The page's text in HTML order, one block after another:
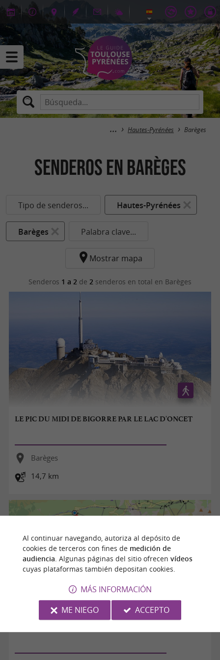
Hautes-Pyrénées Barèges
senderos en Barèges
Tipo de senderos... Hautes-Pyrénées
Barèges Palabra clave...
Mostrar mapa
Senderos 1 a 2 de 2 senderos en total en Barèges
LE PIC DU MIDI DE BIGORRE PAR LE LAC D'ONCET
Barèges
14,7 km
Al continuar navegando, autoriza al depósito de
cookies de terceros con fines de medición de
audiencia . Algunas páginas del sitio ofrecen vídeos
cuyas plataformas también depositan cookies.
MÁS INFORMACIÓN
ME NIEGO
ACCEPTO